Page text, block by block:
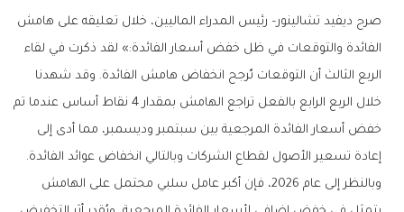
صرح ديفيد تشالينور– رئيس المدراء الماليين، خلال تعليقه على هامش
الفائدة والتوقعات في ظل خفض أسعار الفائدة:» لقد ذكرت في لقاء
الربع الثالث أن التوقعات تُرجح انخفاض هامش الفائدة. وقد شهدنا
خلال الربع الرابع بالفعل تراجع الهامش بمقدار 4 نقاط أساس عندما تم
خفض أسعار الفائدة المرجعية بين سبتمبر وديسمبر، مما أدى إلى
إعادة تسعير الأصول لقطاع الشركات وبالتالي انخفاض عوائد الفائدة.
وبالنظر إلى عام 2026، فإن أكبر عامل سلبي محتمل على الهامش